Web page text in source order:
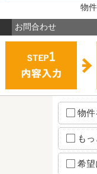
物
お問合わせ
物件
も
希